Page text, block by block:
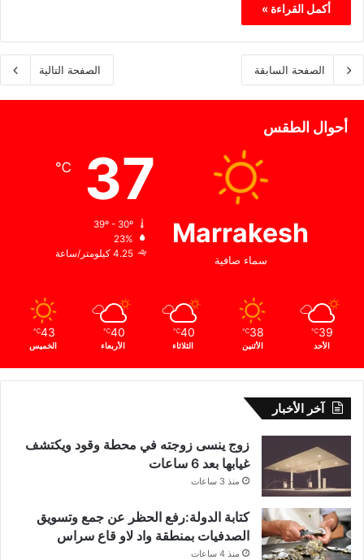
أكمل القراءة »
الصفحة السابقة الصفحة التالية
أحوال الطقس
Marrakesh
سماء صافية
37
℃
23%
4.25 كيلومتر/ساعة
39
℃
الأحد
38
℃
الأثنين
40
℃
الثلاثاء
40
℃
الأربعاء
43
℃
الخميس
آخر الأخبار
زوج ينسى زوجته في محطة وقود ويكتشف
غيابها بعد 6 ساعات
منذ 3 ساعات
كتابة الدولة:رفع الحظر عن جمع وتسويق
الصدفيات بمنطقة واد لاو قاع سراس
منذ 4 ساعات